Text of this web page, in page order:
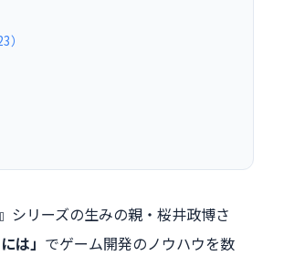
シリーズの生みの親・桜井政博さ
は」 でゲーム開発のノウハウを数